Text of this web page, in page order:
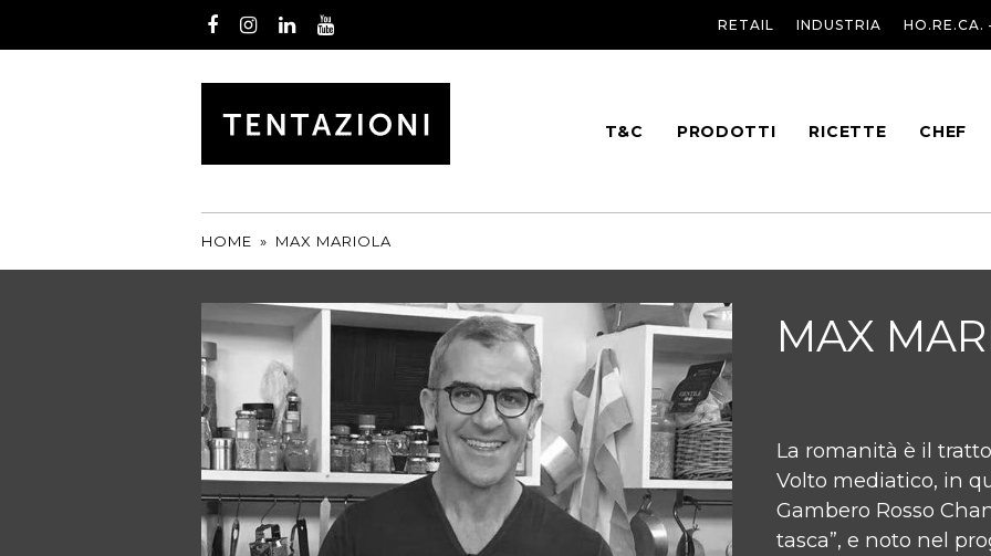
Facebook
Instagram
LinkedInYoutube RETAIL INDUSTRIA HO.RE.CA.
T&C PRODOTTI RICETTE CHEF
HOME » MAX MARIOLA
MAX
La romanità è il
Volto mediatico, in
Gambero Rosso
tasca”, e noto nel